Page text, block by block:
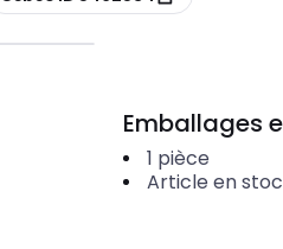
Emballages
1 pièce
Article en